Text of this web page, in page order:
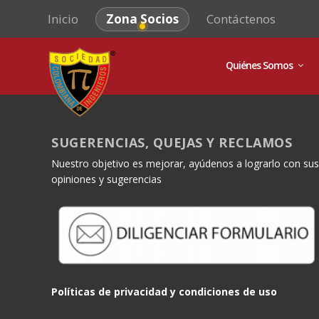
Inicio Zona Socios Contáctenos
Quiénes Somos
SUGERENCIAS, QUEJAS Y RECLAMOS
Nuestro objetivo es mejorar, ayúdenos a lograrlo con sus
opiniones y sugerencias
Políticas de privacidad y condiciones de uso